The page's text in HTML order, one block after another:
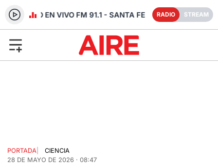
RADIO EN VIVO FM 91.1 - SANTA FE RADIO STREAM
PORTADA
CIENCIA
28 DE MAYO DE 2026 · 08:47